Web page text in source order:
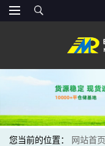
您当前的位置： 网站首页